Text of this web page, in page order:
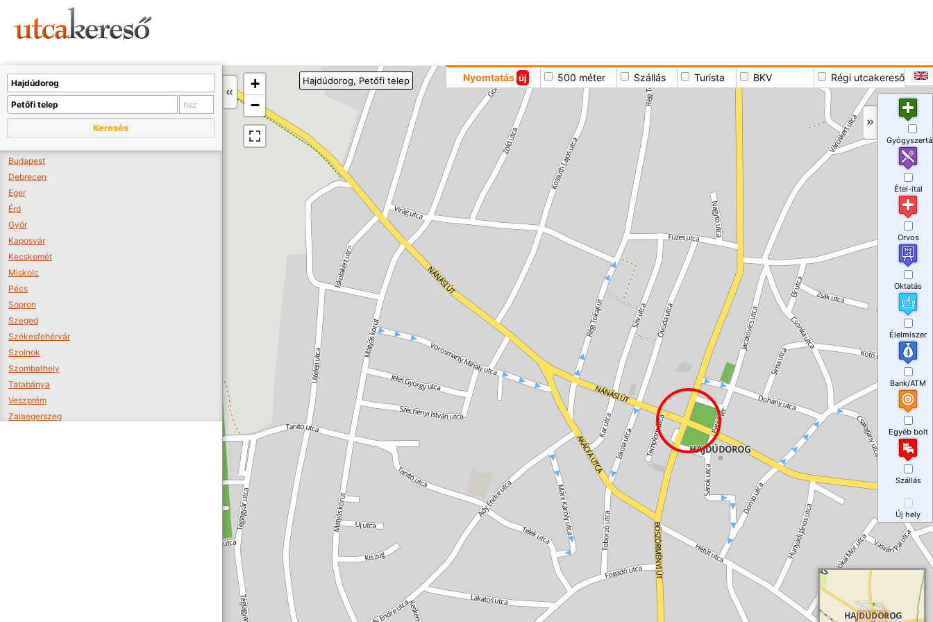
+
−
Nyomtatás új 500 méter Szállás Turista BKV Régi utcakereső
Hajdúdorog, Petőfi telep
Keresés
Budapest
Debrecen
Eger
Érd
Győr
Kaposvár
Kecskemét
Miskolc
Pécs
Sopron
Szeged
Székesfehérvár
Szolnok
Szombathely
Tatabánya
Veszprém
Zalaegerszeg
Étel-ital
Orvos
Oktatás
Élelmiszer
Bank/ATM
Egyéb bolt
Szállás
Új hely
A térképet kicsinyíteni kell, hogy látszódjanak a boltok.
Boltok látszódjanak >>